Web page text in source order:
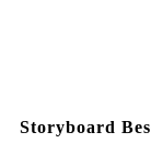
Storyboard